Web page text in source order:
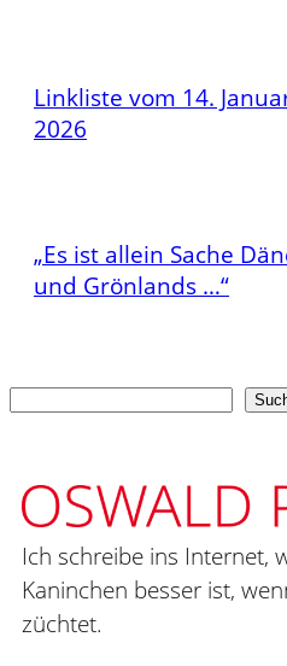
Linkliste vom 14.
2026
„Es ist allein Sache
und Grönlands …“
Ich schreibe ins Internet,
Kaninchen besser ist,
züchtet.